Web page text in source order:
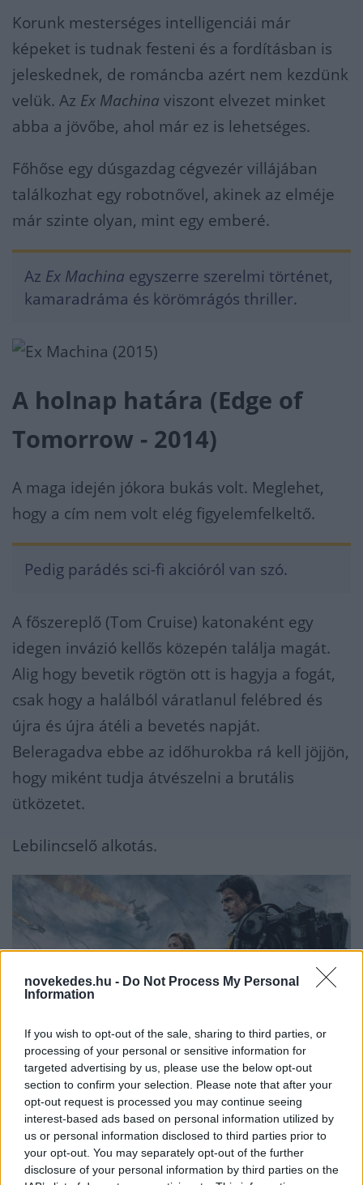
novekedes.hu - Do Not Process My Personal
Information
If you wish to opt-out of the sale, sharing to third parties, or
processing of your personal or sensitive information for
targeted advertising by us, please use the below opt-out
section to confirm your selection. Please note that after your
opt-out request is processed you may continue seeing
interest-based ads based on personal information utilized by
us or personal information disclosed to third parties prior to
your opt-out. You may separately opt-out of the further
disclosure of your personal information by third parties on the
Korunk mesterséges intelligenciái már
képeket is tudnak festeni és a fordításban is
jeleskednek, de románcba azért nem kezdünk
velük. Az Ex Machina viszont elvezet minket
abba a jövőbe, ahol már ez is lehetséges.
Főhőse egy dúsgazdag cégvezér villájában
találkozhat egy robotnővel, akinek az elméje
már szinte olyan, mint egy emberé.
Az Ex Machina egyszerre szerelmi történet,
kamaradráma és körömrágós thriller.
A holnap határa (Edge of
Tomorrow - 2014)
A maga idején jókora bukás volt. Meglehet,
hogy a cím nem volt elég figyelemfelkeltő.
Pedig parádés sci-fi akcióról van szó.
A főszereplő (Tom Cruise) katonaként egy
idegen invázió kellős közepén találja magát.
Alig hogy bevetik rögtön ott is hagyja a fogát,
csak hogy a halálból váratlanul felébred és
újra és újra átéli a bevetés napját.
Beleragadva ebbe az időhurokba rá kell jöjjön,
hogy miként tudja átvészelni a brutális
ütközetet.
Lebilincselő alkotás.
Dűne (Dune - 2021)
A könyvhű adaptációk kezdenek kimenni a
divatból. A készítők igyekeznek modernizálni